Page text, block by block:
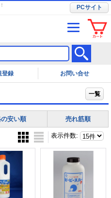
PCサイト
お問い合せ
一覧
安い順 売れ筋順
表示件数: